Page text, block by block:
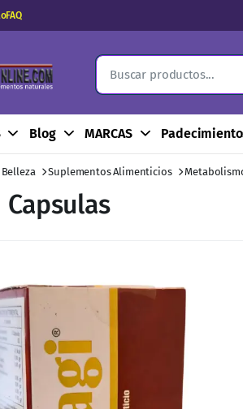
FAQ
Blog MARCAS
Suplementos Alimenticios
Capsulas